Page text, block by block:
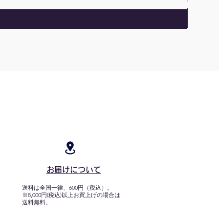
お届けについて
送料は全国一律、600円（税込）。
※8,000円(税込)以上お買上げの場合は
送料無料。